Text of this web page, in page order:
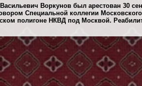
Воркунов был арестован 30
Специальной коллегии
полигоне НКВД под Москвой.